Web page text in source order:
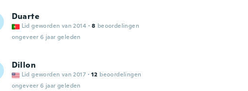
Duarte
Lid geworden van 2014 · 8 beoordelingen
ongeveer 6 jaar geleden
Dillon
Lid geworden van 2017 · 12 beoordelingen
ongeveer 6 jaar geleden